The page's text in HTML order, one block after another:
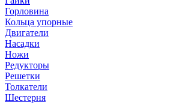
Горловина
Кольца упорные
Двигатели
Насадки
Ножи
Редукторы
Решетки
Толкатели
Шестерня